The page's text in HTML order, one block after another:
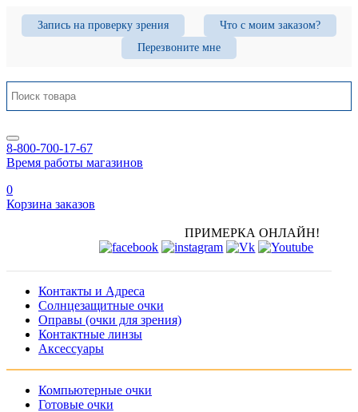
Запись на проверку зрения
Что с моим заказом?
Перезвоните мне
8-800-700-17-67
Время работы магазинов
0
Корзина заказов
ПРИМЕРКА ОНЛАЙН!
Контакты и Адреса
Солнцезащитные очки
Оправы (очки для зрения)
Контактные линзы
Аксессуары
Компьютерные очки
Готовые очки